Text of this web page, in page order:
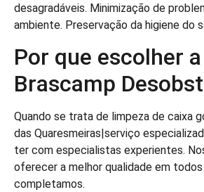
desagradáveis. Minimização de
ambiente. Preservação da higiene do
Por que escolher a
Brascamp
Quando se trata de limpeza de caixa
das Quaresmeiras|serviço
ter com especialistas experientes.
oferecer a melhor qualidade em
completamos.